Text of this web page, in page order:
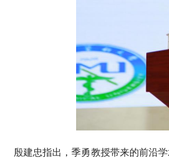
殷建忠指出，季勇教授带来的前沿